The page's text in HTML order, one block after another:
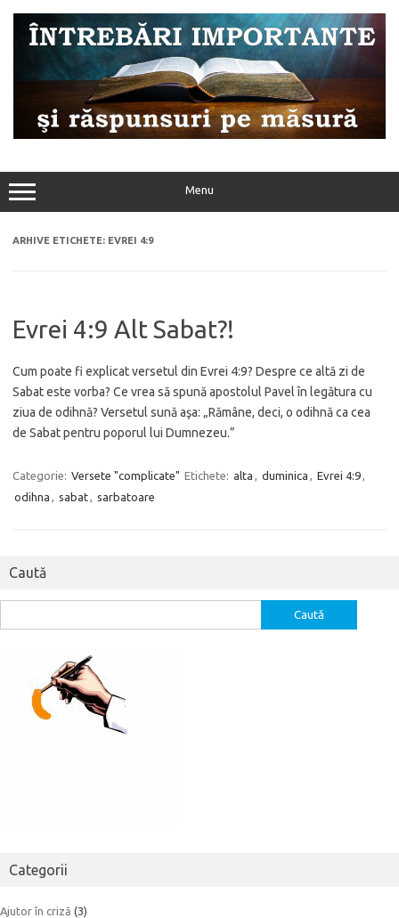
conținut
Menu
ARHIVE ETICHETE: EVREI 4:9
Evrei 4:9 Alt Sabat?!
Cum poate fi explicat versetul din Evrei 4:9? Despre ce altă zi de
Sabat este vorba? Ce vrea să spună apostolul Pavel în legătura cu
ziua de odihnă? Versetul sună aşa: „Rămâne, deci, o odihnă ca cea
de Sabat pentru poporul lui Dumnezeu.”
Categorie: Versete "complicate" Etichete: alta duminica Evrei 4:9
odihna
sabat sarbatoare
Caută
după:
Categorii
Ajutor în criză (3)